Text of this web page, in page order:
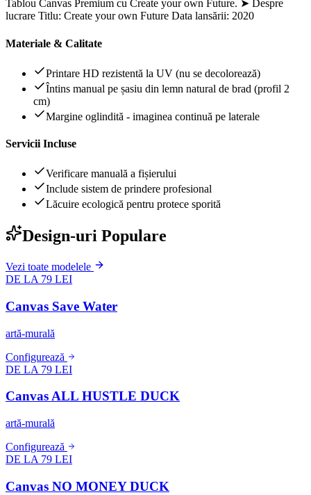
Tablou Canvas Premium cu Create your own Future. ➤ Despre
lucrare Titlu: Create your own Future Data lansării: 2020
Materiale & Calitate
Printare HD rezistentă la UV (nu se decolorează)
Întins manual pe șasiu din lemn natural de brad (profil 2
cm)
Margine oglindită - imaginea continuă pe laterale
Servicii Incluse
Verificare manuală a fișierului
Include sistem de prindere profesional
Lăcuire ecologică pentru protece sporită
Design-uri Populare
Vezi toate modelele
DE LA 79 LEI
Canvas Save Water
artă-murală
Configurează
DE LA 79 LEI
Canvas ALL HUSTLE DUCK
artă-murală
Configurează
DE LA 79 LEI
Canvas NO MONEY DUCK